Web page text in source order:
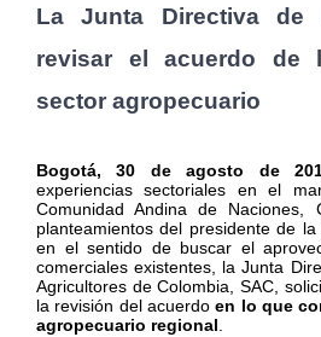
La Junta Directiva de
revisar el acuerdo de
sector agropecuario
Bogotá, 30 de agosto de
experiencias sectoriales en el
Comunidad Andina de Naciones,
planteamientos del presidente de la
en el sentido de buscar el
comerciales existentes, la Junta
Agricultores de Colombia, SAC,
la revisión del acuerdoen lo que
agropecuario regional